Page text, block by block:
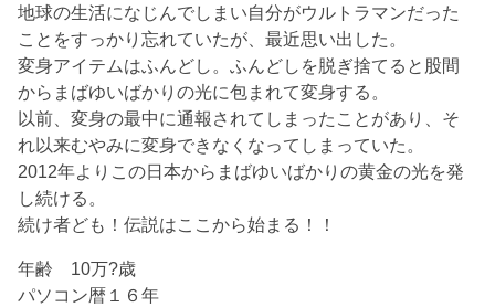
地球の生活になじんでしまい自分がウルトラマンだった
ことをすっかり忘れていたが、最近思い出した。
変身アイテムはふんどし。ふんどしを脱ぎ捨てると股間
からまばゆいばかりの光に包まれて変身する。
以前、変身の最中に通報されてしまったことがあり、そ
れ以来むやみに変身できなくなってしまっていた。
2012年よりこの日本からまばゆいばかりの黄金の光を発
し続ける。
続け者ども！伝説はここから始まる！！
年齢 10万?歳
パソコン暦１６年